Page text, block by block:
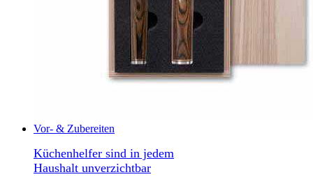
Vor- & Zubereiten
Küchenhelfer sind in jedem
Haushalt unverzichtbar